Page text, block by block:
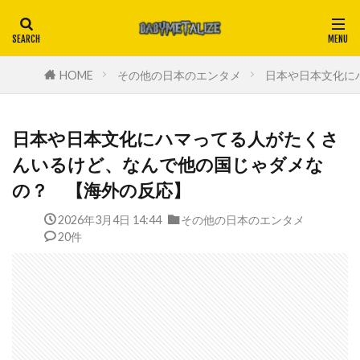
HOME その他の日本のエンタメ 日本や日本文化
日本や日本文化にハマってる人がたくさ
んいるけど、なんで他の国じゃダメな
の？ 【海外の反応】
2026年3月4日 14:44
その他の日本のエンタメ
20件